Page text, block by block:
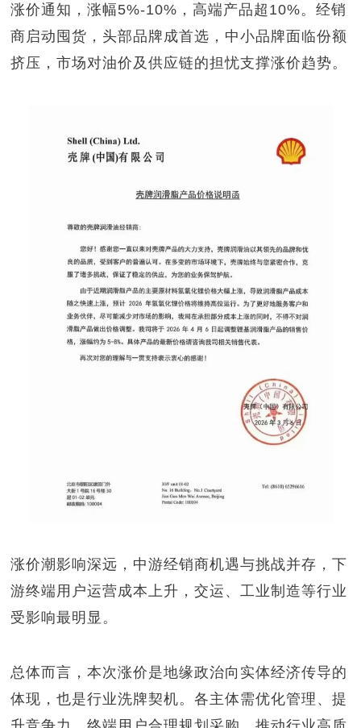
涨价通知，涨幅5%-10% ，高端产品超 10%。经销
商启动囤货，头部品牌成首选，中小品牌面临份额
挤压，市场对油价及供应链的担忧支撑涨价趋势。
涨价潮影响深远， 中游经销商机遇与挑战并存，下
游终端用户运营成本上升，交运、工业制造等行业
受影响最明显。
总体而言，本次涨价是地缘政治向实体经济传导的
体现，也是行业洗牌契机。各主体需优化管理、提